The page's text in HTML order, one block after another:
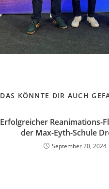
DAS KÖNNTE DIR AUCH
Erfolgreicher Reanimations-
der Max-Eyth-Schule
September 20, 2024